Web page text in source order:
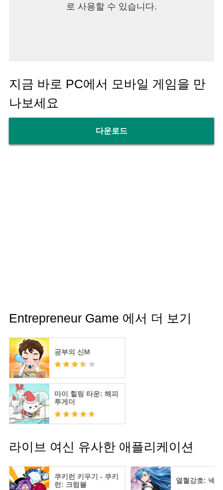
로 사용할 수 있습니다.
지금 바로 PC에서 모바일 게임을 만
나보세요
다운로드
Entrepreneur Game 에서 더 보기
공부의 신M
마이 힐링 타운: 해피
투게더
라이브 여신 유사한 애플리케이션
쿠키런 키우기 - 쿠키
런: 크럼블
열혈강호: 넥